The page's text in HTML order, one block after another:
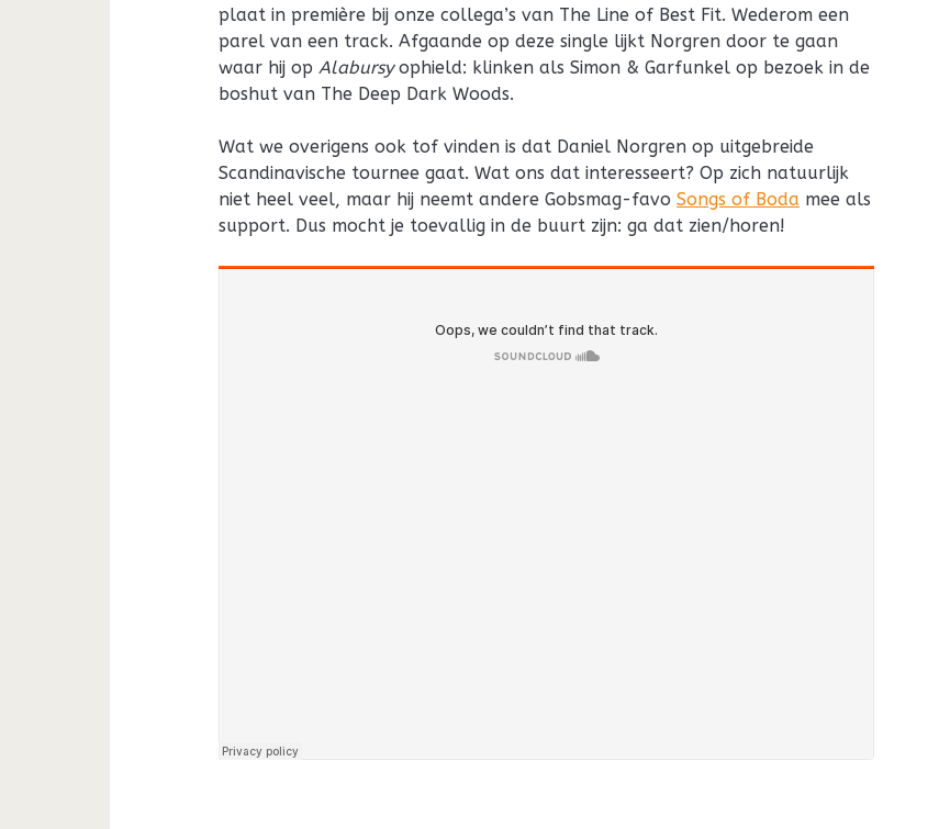
plaat in première bij onze collega’s van The Line of Best Fit. Wederom een
parel van een track. Afgaande op deze single lijkt Norgren door te gaan
waar hij op Alabursyophield: klinken als Simon & Garfunkel op bezoek in de
boshut van The Deep Dark Woods.
Wat we overigens ook tof vinden is dat Daniel Norgren op uitgebreide
Scandinavische tournee gaat. Wat ons dat interesseert? Op zich natuurlijk
niet heel veel, maar hij neemt andere Gobsmag-favoSongs of Boda mee als
support. Dus mocht je toevallig in de buurt zijn: ga dat zien/horen!